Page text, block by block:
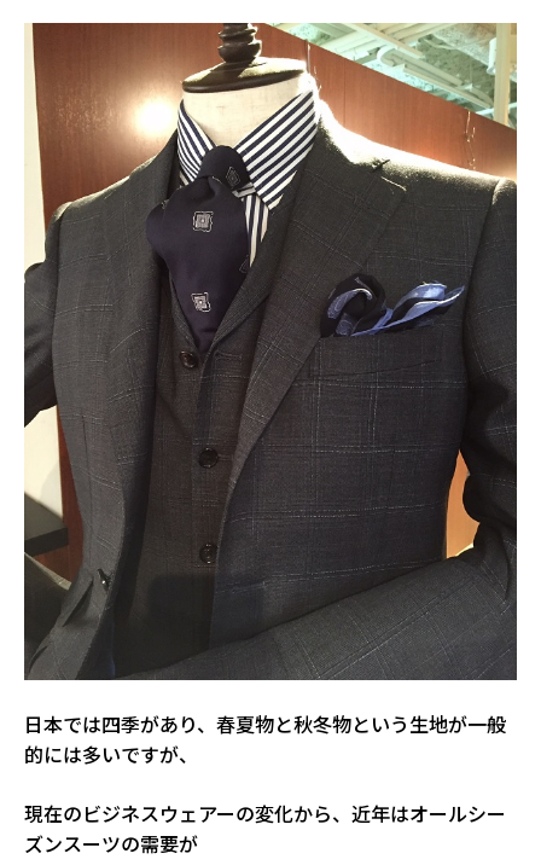
日本では四季があり、春夏物と秋冬物という生地が一般
的には多いですが、
現在のビジネスウェアーの変化から、近年はオールシー
ズンスーツの需要が